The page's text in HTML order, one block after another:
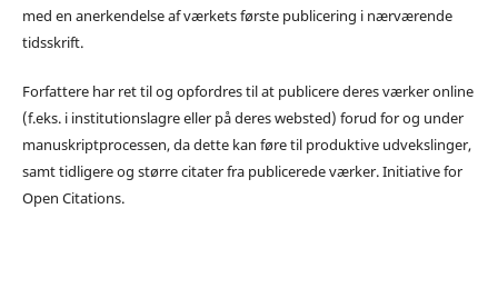
med en anerkendelse af værkets første publicering i nærværende
tidsskrift.
Forfattere har ret til og opfordres til at publicere deres værker online
(f.eks. i institutionslagre eller på deres websted) forud for og under
manuskriptprocessen, da dette kan føre til produktive udvekslinger,
samt tidligere og større citater fra publicerede værker. Initiative for
Open Citations.